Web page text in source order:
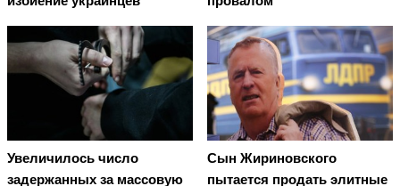
Увеличилось число
задержанных за массовую
Сын Жириновского
пытается продать элитные